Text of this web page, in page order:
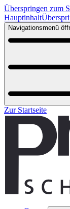
Überspringen zum
Hauptinhalt
Navigationsmenü
Zur Startseite